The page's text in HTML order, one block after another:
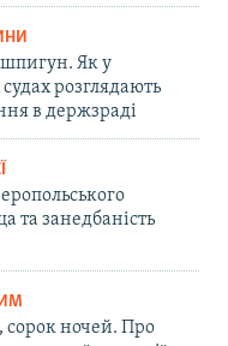
шпигун. Як у
розглядають
в держзраді
та занедбаність
сорок ночей. Про